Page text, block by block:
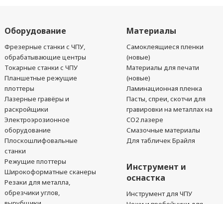
Оборудование
Фрезерные станки с ЧПУ,
обрабатывающие центры
Токарные станки с ЧПУ
Планшетные режущие
плоттеры
Лазерные гравёры и
раскройщики
Электроэрозионное
оборудование
Плоскошлифовальные
станки
Режущие плоттеры
Широкоформатные сканеры
Резаки для металла,
обрезчики углов,
Материалы
Самоклеящиеся пленки
(новые)
Материалы для печати
(новые)
Ламинационная пленка
Пасты, спреи, скотчи для
гравировки на металлах на
CO2 лазере
Смазочные материалы
Для табличек Брайля
Инструмент и
оснастка
Инструмент для ЧПУ